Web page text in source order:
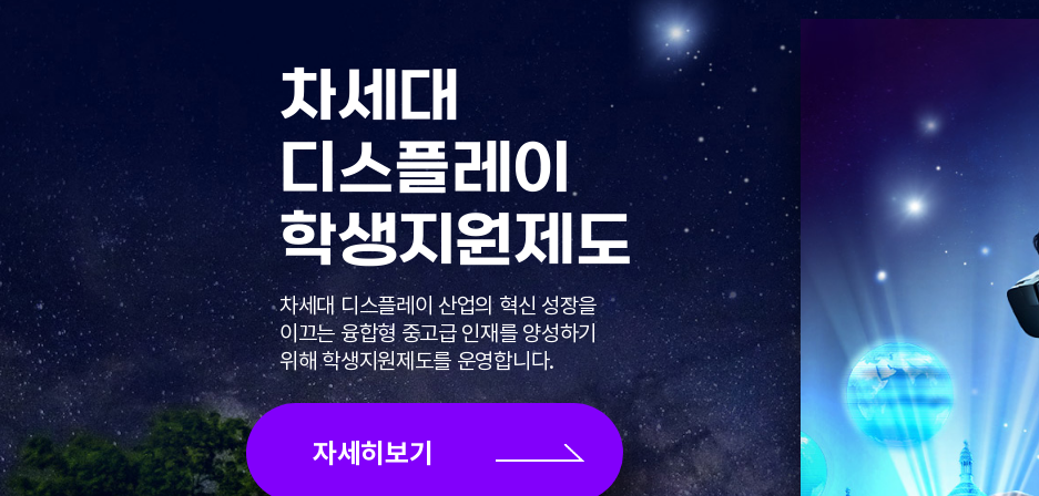
차세대
디스플레이
학생지원제도
차세대 디스플레이 산업의 혁신 성장을
이끄는 융합형 중고급 인재를 양성하기
위해 학생지원제도를 운영합니다.
자세히보기